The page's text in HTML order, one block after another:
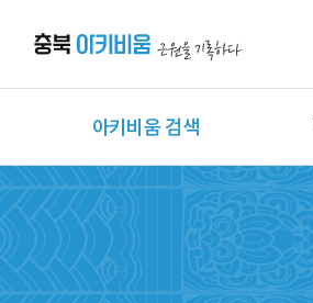
아키비움 검색
상세검색
지역별 검색
시대별 검색